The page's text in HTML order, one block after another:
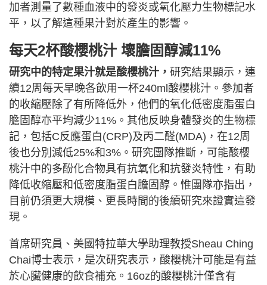
加者測量了數種血液中的發炎或氧化壓力生物標記水
平，以了解這種果汁對於產生的影響。
每天2杯酸櫻桃汁 壞膽固醇減11%
研究中的特定果汁就是酸櫻桃汁， 研究結果顯示，連
續12周每天早晚各飲用一杯240ml酸櫻桃汁。參加者
的收縮壓除了有所降低外，他們的氧化低密度脂蛋白
膽固醇亦平均減少11%。其他反映身體發炎的生物標
記，包括C反應蛋白(CRP)及丙二醛(MDA)，在12周
後也分別減低25%和3%。研究團隊推斷，可能酸櫻
桃汁中的多酚化合物具有抗氧化和抗發炎特性，有助
降低收縮壓和低密度脂蛋白膽固醇。惟團隊亦指出，
目前仍須更大規模、更長時間的後續研究來證實這發
現。
首席研究員、美國特拉華大學助理教授Sheau Ching
Chai博士表示，是次研究表示，酸櫻桃汁可能是有益
於心臟健康的飲食補充。16oz的酸櫻桃汁僅含有